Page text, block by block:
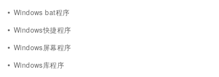
Windows bat程序
Windows快捷程序
Windows屏幕程序
Windows库程序